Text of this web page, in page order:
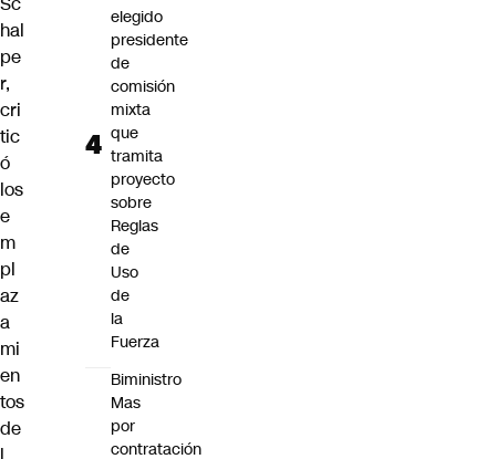
hal
pe
r,
cri
tic
ó
los
e
m
pl
az
a
mi
en
tos
de
elegido
presidente
de
comisión
mixta
que
tramita
proyecto
sobre
Reglas
de
Uso
de
la
Fuerza
Biministro
Mas
por
contratación